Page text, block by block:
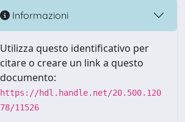
Informazioni
Utilizza questo identificativo per
citare o creare un link a questo
documento:
https://hdl.handle.net/20.500.120
78/11526